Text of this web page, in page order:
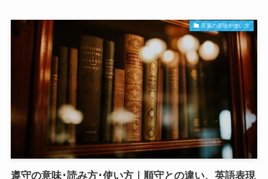
言葉の意味や使い方
遵守の意味･読み方･使い方｜順守との違い、英語表現